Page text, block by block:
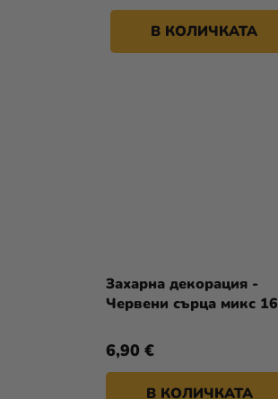
В КОЛИЧКАТА
Захарна декорация -
Червени сърца микс 16
6,90 €
В КОЛИЧКАТА